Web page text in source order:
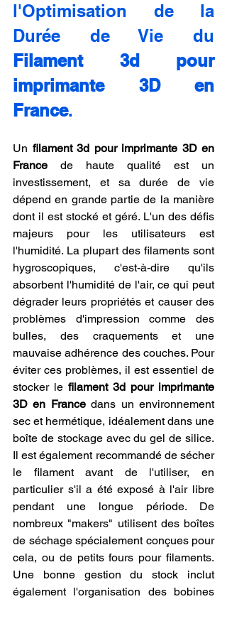
l'Optimisation de la
Filament 3d pour
imprimante 3D en
France.
Un filament 3d pour imprimante 3D en
France de haute qualité est un
investissement, et sa durée de vie
dépend en grande partie de la manière
dont il est stocké et géré. L'un des défis
majeurs pour les utilisateurs est
l'humidité. La plupart des filaments sont
hygroscopiques, c'est-à-dire qu'ils
absorbent l'humidité de l'air, ce qui peut
dégrader leurs propriétés et causer des
problèmes d'impression comme des
bulles, des craquements et une
mauvaise adhérence des couches. Pour
éviter ces problèmes, il est essentiel de
stocker le filament 3d pour imprimante
3D en France dans un environnement
sec et hermétique, idéalement dans une
boîte de stockage avec du gel de silice.
Il est également recommandé de sécher
le filament avant de l'utiliser, en
particulier s'il a été exposé à l'air libre
pendant une longue période. De
nombreux "makers" utilisent des boîtes
de séchage spécialement conçues pour
cela, ou de petits fours pour filaments.
Une bonne gestion du stock inclut
également l'organisation des bobines